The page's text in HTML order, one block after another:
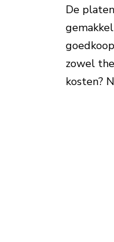
De
zowel
kosten?